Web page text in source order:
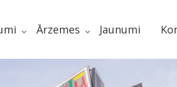
Ārzemes Jaunumi